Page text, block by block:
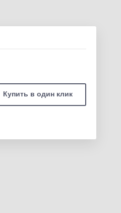
Купить в один клик